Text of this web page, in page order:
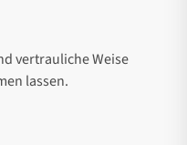
vertrauliche Weise
lassen.